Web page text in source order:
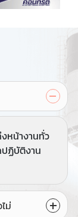
หน้างานทั่ว
ฏิบัติงาน
ม่